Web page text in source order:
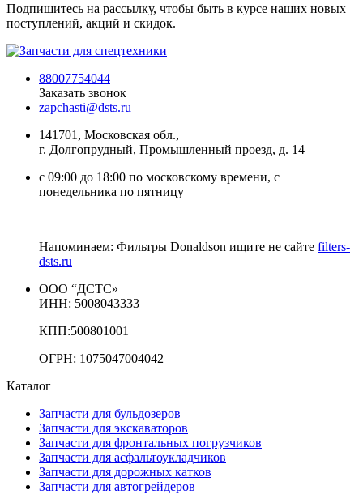
Подпишитесь на рассылку, чтобы быть в курсе наших новых
поступлений, акций и скидок.
88007754044
Заказать звонок
zapchasti@dsts.ru
141701, Московская обл.,
г. Долгопрудный, Промышленный проезд, д. 14
с 09:00 до 18:00 по московскому времени, с
понедельника по пятницу
Напоминаем: Фильтры Donaldson ищите не сайте filters-
dsts.ru
ООО “ДСТС»
ИНН: 5008043333
КПП:500801001
ОГРН: 1075047004042
Каталог
Запчасти для бульдозеров
Запчасти для экскаваторов
Запчасти для фронтальных погрузчиков
Запчасти для асфальтоукладчиков
Запчасти для дорожных катков
Запчасти для автогрейдеров